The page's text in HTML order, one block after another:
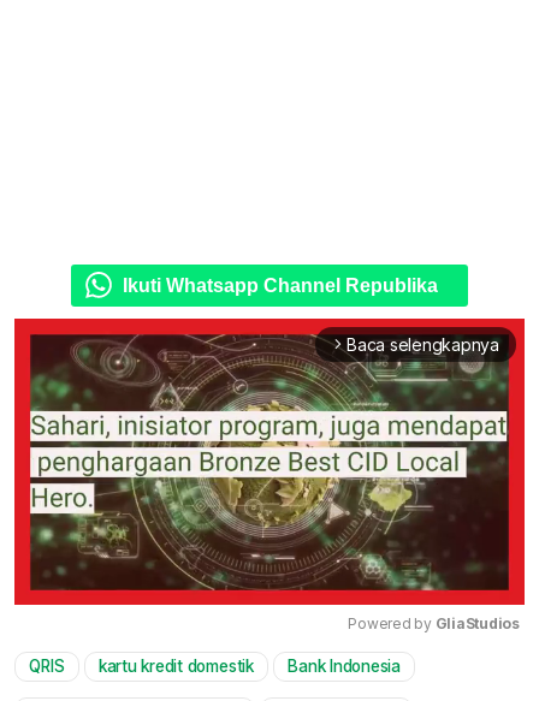
Ikuti Whatsapp Channel Republika
arrow_forward_ios Baca selengkapnya
Powered by GliaStudios
QRIS kartu kredit domestik Bank Indonesia